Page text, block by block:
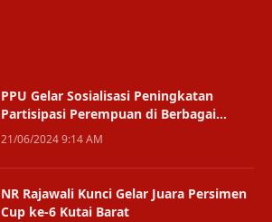
PPU Gelar Sosialisasi Peningkatan
Partisipasi Perempuan di Berbagai
Bidang
21/06/2024 9:14 AM
NR Rajawali Kunci Gelar Juara Persimen
Cup ke-6 Kutai Barat